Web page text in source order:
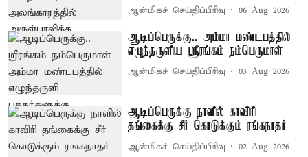
ஆன்மிகச் செய்திப்பிரிவு 06 Aug 2026
ஆடிப்பெருக்கு.. அம்மா மண்டபத்தில்
எழுந்தருளிய ஸ்ரீரங்கம் நம்பெருமாள்
ஆன்மிகச் செய்திப்பிரிவு 03 Aug 2026
ஆடிப்பெருக்கு நாளில் காவிரி
தங்கைக்கு சீர் கொடுக்கும் ரங்கநாதர்
ஆன்மிகச் செய்திப்பிரிவு 02 Aug 2026